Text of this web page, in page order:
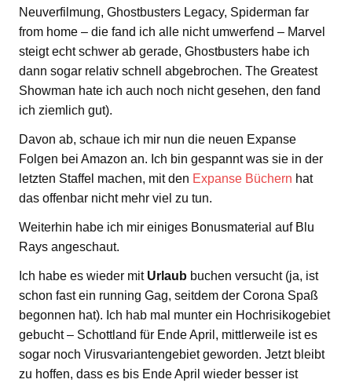
Neuverfilmung, Ghostbusters Legacy, Spiderman far
from home – die fand ich alle nicht umwerfend – Marvel
steigt echt schwer ab gerade, Ghostbusters habe ich
dann sogar relativ schnell abgebrochen. The Greatest
Showman hate ich auch noch nicht gesehen, den fand
ich ziemlich gut).
Davon ab, schaue ich mir nun die neuen Expanse
Folgen bei Amazon an. Ich bin gespannt was sie in der
letzten Staffel machen, mit den Expanse Büchern hat
das offenbar nicht mehr viel zu tun.
Weiterhin habe ich mir einiges Bonusmaterial auf Blu
Rays angeschaut.
Ich habe es wieder mit Urlaub buchen versucht (ja, ist
schon fast ein running Gag, seitdem der Corona Spaß
begonnen hat). Ich hab mal munter ein Hochrisikogebiet
gebucht – Schottland für Ende April, mittlerweile ist es
sogar noch Virusvariantengebiet geworden. Jetzt bleibt
zu hoffen, dass es bis Ende April wieder besser ist